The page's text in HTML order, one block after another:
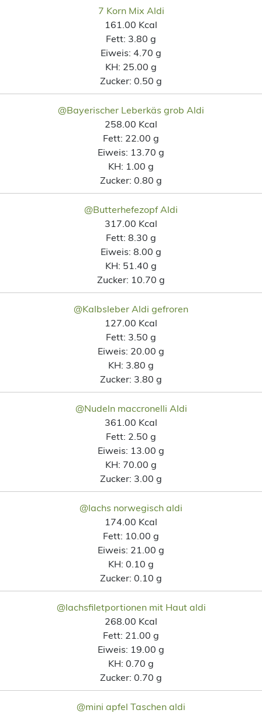
7 Korn Mix Aldi
161.00 Kcal
Fett: 3.80 g
Eiweis: 4.70 g
KH: 25.00 g
Zucker: 0.50 g
@Bayerischer Leberkäs grob Aldi
258.00 Kcal
Fett: 22.00 g
Eiweis: 13.70 g
KH: 1.00 g
Zucker: 0.80 g
@Butterhefezopf Aldi
317.00 Kcal
Fett: 8.30 g
Eiweis: 8.00 g
KH: 51.40 g
Zucker: 10.70 g
@Kalbsleber Aldi gefroren
127.00 Kcal
Fett: 3.50 g
Eiweis: 20.00 g
KH: 3.80 g
Zucker: 3.80 g
@Nudeln maccronelli Aldi
361.00 Kcal
Fett: 2.50 g
Eiweis: 13.00 g
KH: 70.00 g
Zucker: 3.00 g
@lachs norwegisch aldi
174.00 Kcal
Fett: 10.00 g
Eiweis: 21.00 g
KH: 0.10 g
Zucker: 0.10 g
@lachsfiletportionen mit Haut aldi
268.00 Kcal
Fett: 21.00 g
Eiweis: 19.00 g
KH: 0.70 g
Zucker: 0.70 g
@mini apfel Taschen aldi